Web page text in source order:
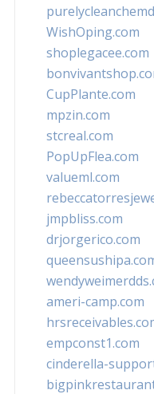
WishOping.com
shoplegacee.com
CupPlante.com
mpzin.com
stcreal.com
PopUpFlea.com
valueml.com
jmpbliss.com
drjorgerico.com
ameri-camp.com
empconst1.com
cinderella-